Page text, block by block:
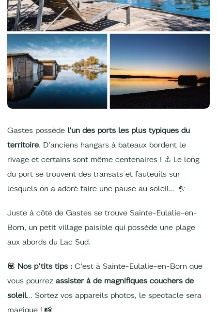
Gastes possède l’un des ports les plus typiques du
territoire. D’anciens hangars à bateaux bordent le
rivage et certains sont même centenaires ! ⚓ Le long
du port se trouvent des transats et fauteuils sur
lesquels on a adoré faire une pause au soleil... 🌞
Juste à côté de Gastes se trouve Sainte-Eulalie-en-
Born, un petit village paisible qui possède une plage
aux abords du Lac Sud.
💟 Nos p’tits tips : C’est à Sainte-Eulalie-en-Born que
vous pourrez assister à de magnifiques couchers de
soleil… Sortez vos appareils photos, le spectacle sera
magique ! 📸